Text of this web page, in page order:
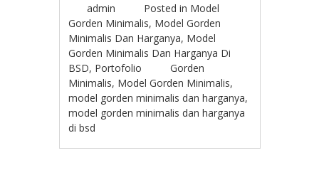
admin
Posted in Model
Gorden Minimalis, Model Gorden
Minimalis Dan Harganya, Model
Gorden Minimalis Dan Harganya Di
BSD, Portofolio
Gorden
Minimalis, Model Gorden Minimalis,
model gorden minimalis dan harganya,
model gorden minimalis dan harganya
di bsd